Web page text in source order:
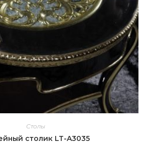
Столы
столик LT-A3035